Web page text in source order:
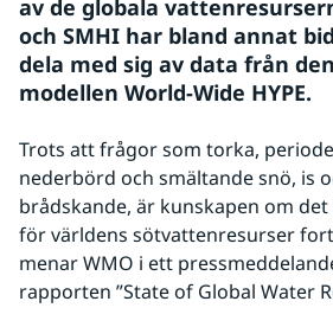
av de globala
och SMHI har bland annat
dela med sig av data från
modellen World-Wide HYPE.
Trots att frågor som torka,
nederbörd och smältande snö, is
brådskande, är kunskapen om
för världens sötvattenresurser
menar WMO i ett
rapporten ”State of Global Water